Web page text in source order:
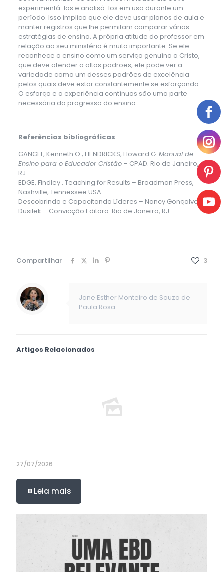
experimentá-los e analisá-los em uso durante um
período. Isso implica que ele deve usar planos de aula e
manter registros que lhe permitam comparar várias
estratégias de ensino. A própria atitude do professor em
relação ao seu ministério é muito importante. Se ele
reconhece o ensino como um serviço genuíno a Cristo,
que deve atender a altos padrões, ele pode ver a
variedade como um desses padrões de excelência
pelos quais deve estar constantemente se esforçando.
O esforço e a experiência contínuos são uma parte
necessária do progresso do ensino.
Referências bibliográficas
GANGEL, Kenneth O.; HENDRICKS, Howard G. Manual de
Ensino para o Educador Cristão– CPAD. Rio de Janeiro,
RJ
EDGE, Findley . Teaching for Results – Broadman Press,
Nashville, Tennessee.USA.
Descobrindo e Capacitando Líderes – Nancy Gonçalves
Dusilek – Convicção Editora. Rio de Janeiro, RJ
Compartilhar 3
Jane Esther Monteiro de Souza de
Paula Rosa
Artigos Relacionados
27/07/2026
Leia mais